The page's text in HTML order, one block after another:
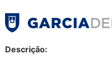
Descrição: